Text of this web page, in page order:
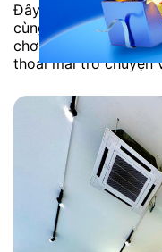
Đây là điểm đến
cùng gia đình hoặc
chơi trong không
thoải mái trò chuyện